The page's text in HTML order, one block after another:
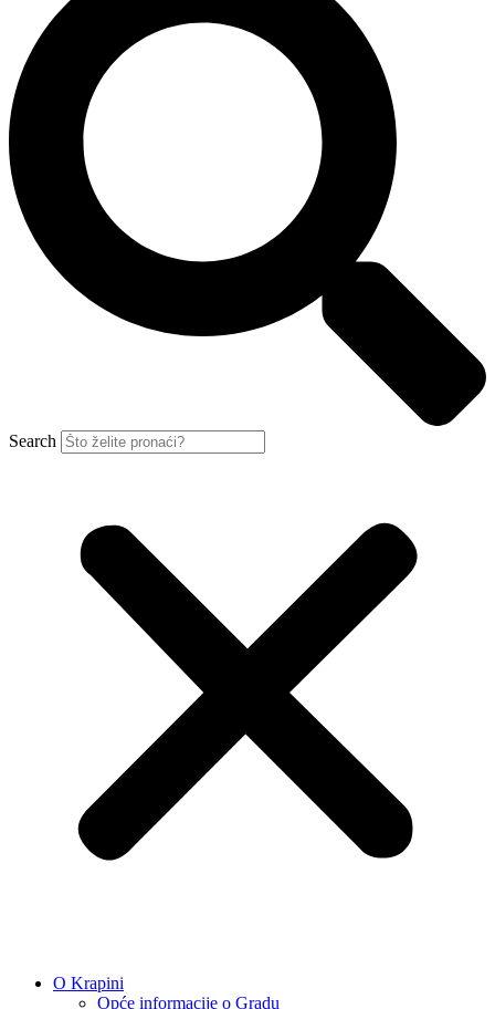
Search
O Krapini
Opće informacije o Gradu